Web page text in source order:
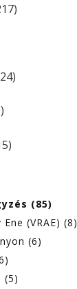
(85)
(VRAE) (8)
(6)
(5)